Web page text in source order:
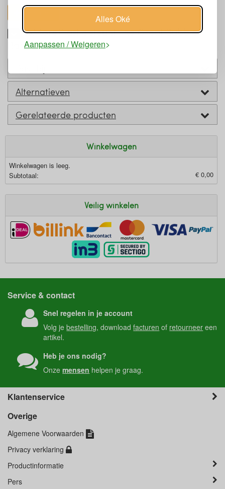
Alles Oké
Aanpassen / Weigeren
toon alles
NoMorePlastic steunt The Great Bubble
Barrier
Alternatieven
Gerelateerde producten
Winkelwagen
Winkelwagen is leeg.
Subtotaal:
€ 0,00
Veilig winkelen
Service & contact
Snel regelen in je account
Volg jebestelling, downloadfacturen of retourneer een
artikel.
Heb je ons nodig?
Onzemensen helpen je graag.
Klantenservice
Overige
Algemene Voorwaarden
Privacy verklaring
Productinformatie
Pers